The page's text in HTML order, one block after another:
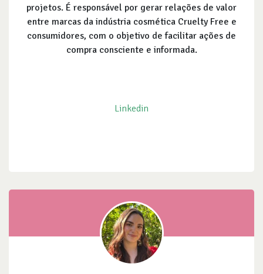
projetos. É responsável por gerar relações de valor
entre marcas da indústria cosmética Cruelty Free e
consumidores, com o objetivo de facilitar ações de
compra consciente e informada.
Linkedin